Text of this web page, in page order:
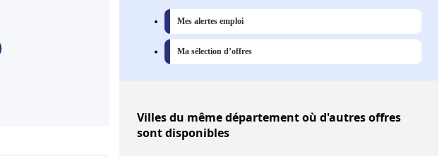
Mes alertes emploi
Ma sélection d’offres
Villesdu même département où d'autres offres
sont disponibles